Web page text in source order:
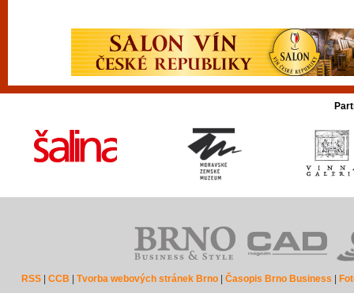
RSS |CCB |Tvorba webových stránek Brno |Časopis Brno Business